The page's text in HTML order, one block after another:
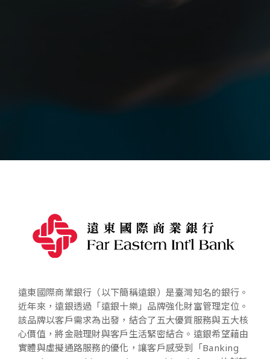
遠東國際商業銀行（以下簡稱遠銀）是臺灣知名的銀行。
近年來，遠銀透過「遠銀十樂」品牌強化財富管理定位。
該品牌以客戶需求為出發，結合了五大優質服務與五大核
心價值，將金融理財與客戶生活緊密結合。遠銀希望藉由
實體與虛擬通路服務的優化，讓客戶感受到「Banking